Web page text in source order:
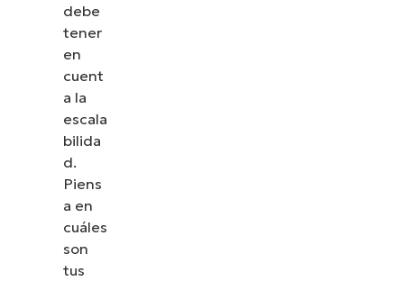
debe
tener
en
cuent
a la
escala
bilida
d.
Piens
a en
cuáles
son
tus